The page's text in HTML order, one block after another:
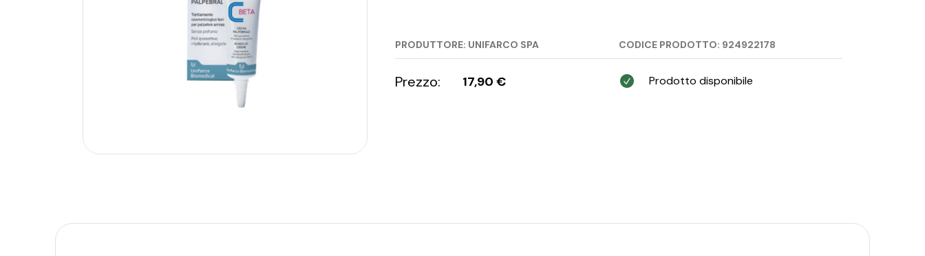
PRODUTTORE: UNIFARCO SPA CODICE PRODOTTO: 924922178
Prezzo: 17,90 € Prodotto disponibile